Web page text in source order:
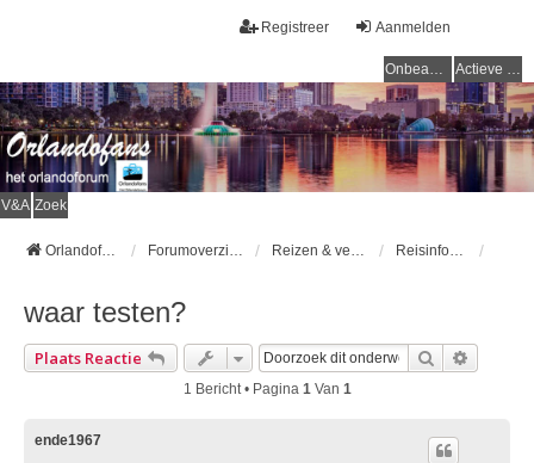
Aanmelden
Registreer
Onbeantwoorde onderwerpen Actieve onderwerpen
V&A Zoek
Orlandofans Homepage Forumoverzicht Reizen & vervoer Reisinformatie
waar testen?
Plaats Reactie Zoek
1 Bericht • Pagina 1Van 1
ende1967